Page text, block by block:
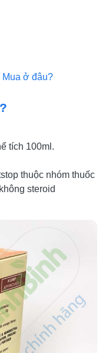
Mua ở đâu?
tích 100ml.
thuộc nhóm thuốc
steroid